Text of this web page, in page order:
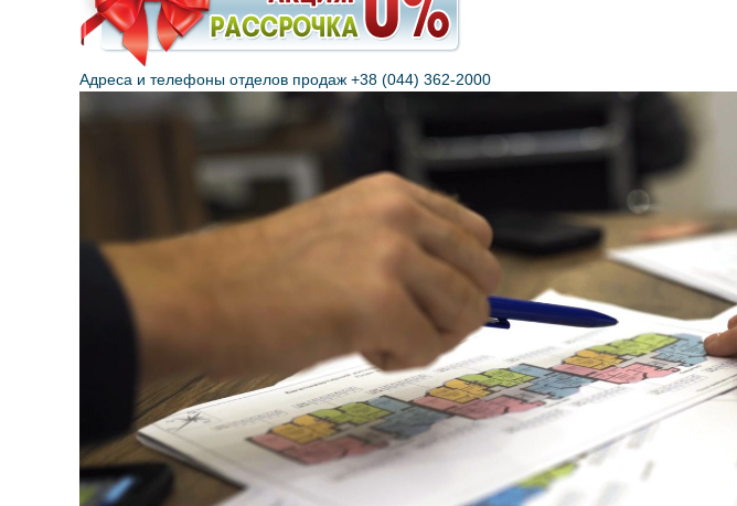
Адреса и телефоны отделов продаж +38 (044) 362-2000